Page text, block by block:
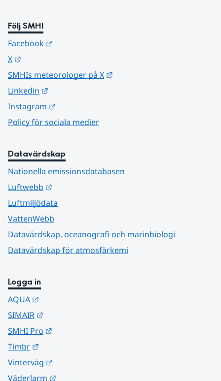
Följ SMHI
Facebook
X
SMHIs meteorologer på X
Linkedin
Instagram
Policy för sociala medier
Datavärdskap
Nationella emissionsdatabasen
Luftwebb
Luftmiljödata
VattenWebb
Datavärdskap, oceanografi och marinbiologi
Datavärdskap för atmosfärkemi
Logga in
AQUA
SIMAIR
SMHI Pro
Timbr
Vinterväg
Väderlarm